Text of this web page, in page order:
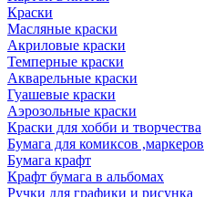
Краски
Масляные краски
Акриловые краски
Темперные краски
Акварельные краски
Гуашевые краски
Аэрозольные краски
Краски для хобби и творчества
Бумага для комиксов ,маркеров
Бумага крафт
Крафт бумага в альбомах
Ручки для графики и рисунка